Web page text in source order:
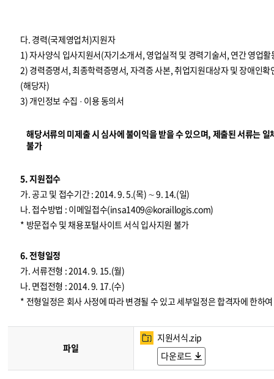
다. 경력(국제영업처)지원자
1) 자사양식 입사지원서(자기소개서, 영업실적 및 경력기술서, 연간 영업활
2) 경력증명서, 최종학력증명서, 자격증 사본, 취업지원대상자 및 장애인확
(해당자)
3) 개인정보 수집 · 이용 동의서
해당서류의 미제출 시 심사에 불이익을 받을 수 있으며, 제출된 서류는 일
불가
5. 지원접수
가. 공고 및 접수기간 : 2014. 9. 5.(목) ∼ 9. 14.(일)
나. 접수방법 : 이메일접수(insa1409@koraillogis.com)
* 방문접수 및 채용포털사이트 서식 입사지원 불가
6. 전형일정
가. 서류전형 : 2014. 9. 15.(월)
나. 면접전형 : 2014. 9. 17.(수)
* 전형일정은 회사 사정에 따라 변경될 수 있고 세부일정은 합격자에 한하
파일
지원서식.zip
다운로드